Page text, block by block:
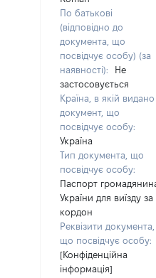
По батькові
(відповідно до
документа, що
посвідчує особу) (за
наявності):
Не
застосовується
Країна, в якій видано
документ, що
посвідчує особу:
Україна
Тип документа, що
посвідчує особу:
Паспорт
України для виїзду за
кордон
Реквізити документа,
що посвідчує особу:
[Конфіденційна
інформація]